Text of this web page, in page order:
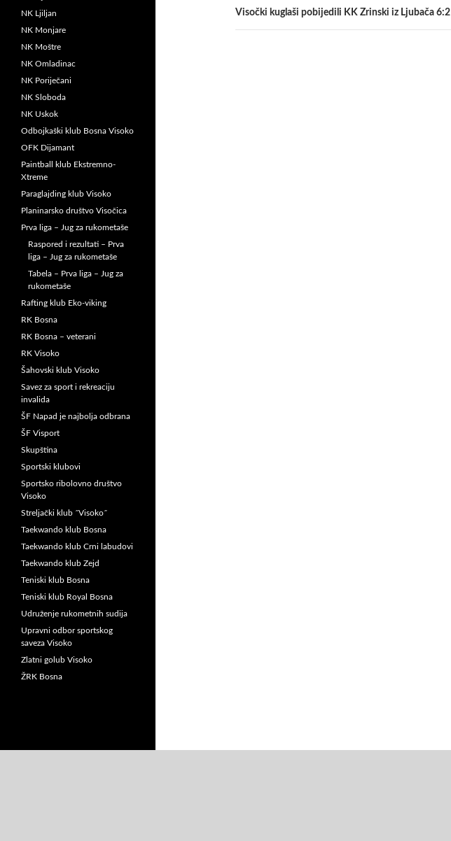
Visočki kuglaši pobijedili KK Zrinski iz Ljubača 6:2
NK Ljiljan
NK Monjare
NK Moštre
NK Omladinac
NK Poriječani
NK Sloboda
NK Uskok
Odbojkaški klub Bosna Visoko
OFK Dijamant
Paintball klub Ekstremno-
Xtreme
Paraglajding klub Visoko
Planinarsko društvo Visočica
Prva liga – Jug za rukometaše
Raspored i rezultati – Prva
liga – Jug za rukometaše
Tabela – Prva liga – Jug za
rukometaše
Rafting klub Eko-viking
RK Bosna
RK Bosna – veterani
RK Visoko
Šahovski klub Visoko
Savez za sport i rekreaciju
invalida
ŠF Napad je najbolja odbrana
ŠF Visport
Skupština
Sportski klubovi
Sportsko ribolovno društvo
Visoko
Streljački klub ˝Visoko˝
Taekwando klub Bosna
Taekwando klub Crni labudovi
Taekwando klub Zejd
Teniski klub Bosna
Teniski klub Royal Bosna
Udruženje rukometnih sudija
Upravni odbor sportskog
saveza Visoko
Zlatni golub Visoko
ŽRK Bosna